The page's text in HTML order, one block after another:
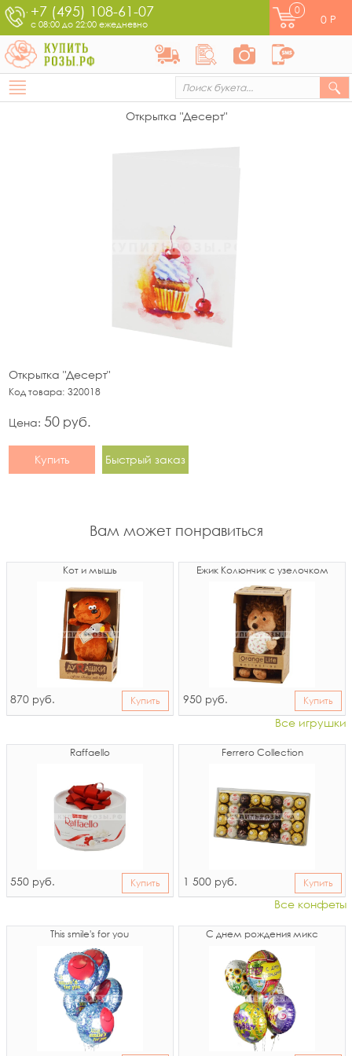
+7 (495) 108-61-07
с 08:00 до 22:00 ежедневно
0
0 Р
Открытка "Десерт"
Открытка "Десерт"
Код товара: 320018
Цена: 50 руб.
Купить Быстрый заказ
Вам может понравиться
Кот и мышь
870 руб. Купить
Ёжик Колюнчик с узелочком
950 руб. Купить
Все игрушки
Raffaello
550 руб. Купить
Ferrero Collection
1 500 руб. Купить
Все конфеты
This smile's for you С днем рождения микс